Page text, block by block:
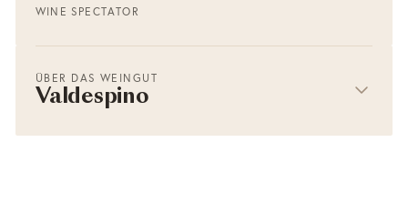
WINE SPECTATOR
ÜBER DAS WEINGUT
Valdespino